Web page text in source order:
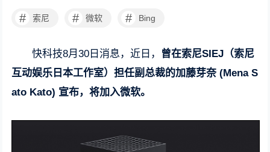
# 索尼 # 微软 # Bing
快科技8月30日消息，近日， 曾在索尼SIEJ（索尼
互动娱乐日本工作室）担任副总裁的加藤芽奈 (Mena S
ato Kato) 宣布，将加入微软。